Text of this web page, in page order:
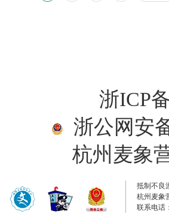
浙ICP
浙公网安
杭州麦象
抵制不良
杭州麦象
联系电话